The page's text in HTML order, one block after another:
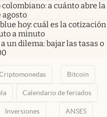
colombiano: a cuánto abre la
agosto
hoy: cuál es la cotización
a minuto
un dilema: bajar las tasas o
Bitcoin
Calendario de feriados
Inversiones ANSES